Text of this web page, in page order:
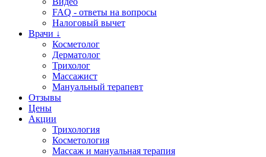
FAQ - ответы на вопросы
Налоговый вычет
Врачи ↓
Косметолог
Дерматолог
Трихолог
Массажист
Мануальный терапевт
Отзывы
Цены
Акции
Трихология
Косметология
Массаж и мануальная терапия